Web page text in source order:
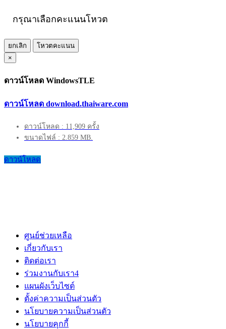
กรุณาเลือกคะแนนโหวต
ยกเลิก
โหวตคะแนน
×
ดาวน์โหลด WindowsTLE
ดาวน์โหลด download.thaiware.com
ดาวน์โหลด : 11,909 ครั้ง
ขนาดไฟล์ : 2.859 MB.
ดาวน์โหลด
ศูนย์ช่วยเหลือ
เกี่ยวกับเรา
ติดต่อเรา
ร่วมงานกับเรา4
แผนผังเว็บไซต์
ตั้งค่าความเป็นส่วนตัว
นโยบายความเป็นส่วนตัว
นโยบายคุกกี้